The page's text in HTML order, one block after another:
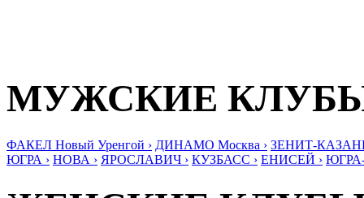
МУЖСКИЕ
ФАКЕЛ Новый Уренгой › ДИНАМО Москва › ЗЕНИТ-
ЮГРА › НОВА › ЯРОСЛАВИЧ › КУЗБАСС › ЕНИСЕЙ ›